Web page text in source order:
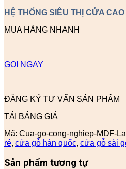
HỆ THỐNG SIÊU THỊ CỬA
MUA HÀNG NHANH
GỌI NGAY
ĐĂNG KÝ TƯ VẤN SẢN PHẨM
TẢI BẢNG GIÁ
Mã: Cua-go-cong-nghiep-MDF-
rẻ, cửa gỗ hàn quốc, cửa gỗ sài
Sản phẩm tương tự